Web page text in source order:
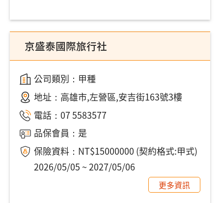
京盛泰國際旅行社
公司類別：甲種
地址： 高雄市,左營區,安吉街163號3樓
電話： 07 5583577
品保會員：是
保險資料：NT$15000000 (契約格式:甲式)
2026/05/05 ~ 2027/05/06
更多資訊